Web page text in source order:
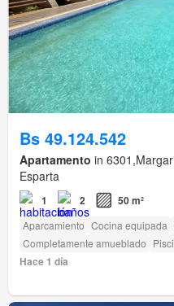
Bs 49.124.542
Apartamento in
Esparta
1 2 50 m²
Aparcamiento Cocina equipada
Completamente amueblado
Hace 1 día